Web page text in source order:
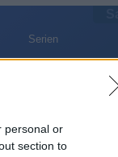
personal or
section to
Serien
/ Actionserie